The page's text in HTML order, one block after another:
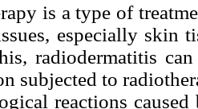
is a type of
especially skin
radiodermatitis
subjected to
reactions